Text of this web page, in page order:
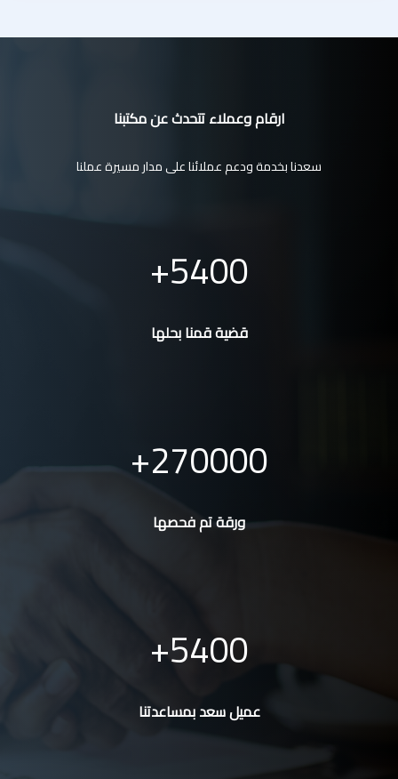
ارقام وعملاء تتحدث عن مكتبنا
سعدنا بخدمة ودعم عملائنا على مدار مسيرة عملنا
5400
قضية قمنا بحلها
270000
ورقة تم فحصها
5400
عميل سعد بمساعدتنا